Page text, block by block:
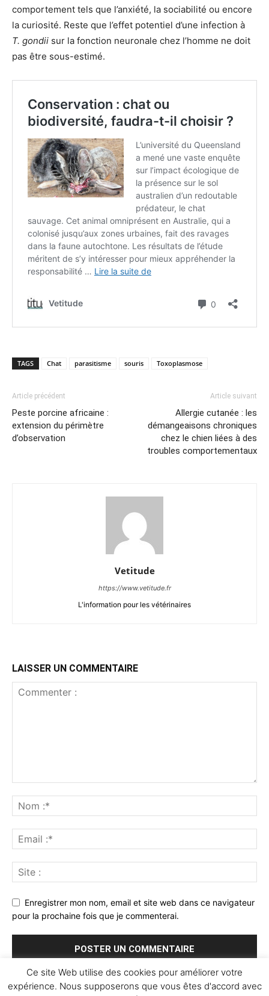
comportement tels que l’anxiété, la sociabilité ou encore
la curiosité. Reste que l’effet potentiel d’une infection à
T. gondii sur la fonction neuronale chez l’homme ne doit
pas être sous-estimé.
TAGS Chat parasitisme souris Toxoplasmose
Article précédent
Peste porcine africaine :
extension du périmètre
d’observation
Article suivant
Allergie cutanée : les
démangeaisons chroniques
chez le chien liées à des
troubles comportementaux
Vetitude
https://www.vetitude.fr
L'information pour les vétérinaires
LAISSER UN COMMENTAIRE
Enregistrer mon nom, email et site web dans ce navigateur
pour la prochaine fois que je commenterai.
Ce site Web utilise des cookies pour améliorer votre
expérience. Nous supposerons que vous êtes d'accord avec